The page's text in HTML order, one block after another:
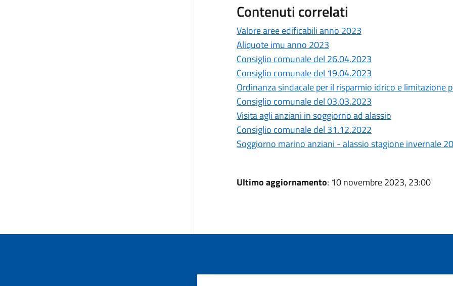
Contenuti correlati
Valore aree edificabili anno 2023
Aliquote imu anno 2023
Consiglio comunale del 26.04.2023
Consiglio comunale del 19.04.2023
Ordinanza sindacale per il risparmio idrico e limitazione
Consiglio comunale del 03.03.2023
Visita agli anziani in soggiorno ad alassio
Consiglio comunale del 31.12.2022
Soggiorno marino anziani - alassio stagione invernale
Ultimo aggiornamento: 10 novembre 2023, 23:00